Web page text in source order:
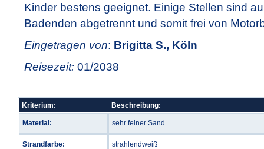
Kinder bestens geeignet. Einige Stellen sind
Badenden abgetrennt und somit frei von
Eingetragen von: Brigitta S., Köln
Reisezeit: 01/2038
Kriterium: Beschreibung:
Material: sehr feiner Sand
Strandfarbe: strahlendweiß